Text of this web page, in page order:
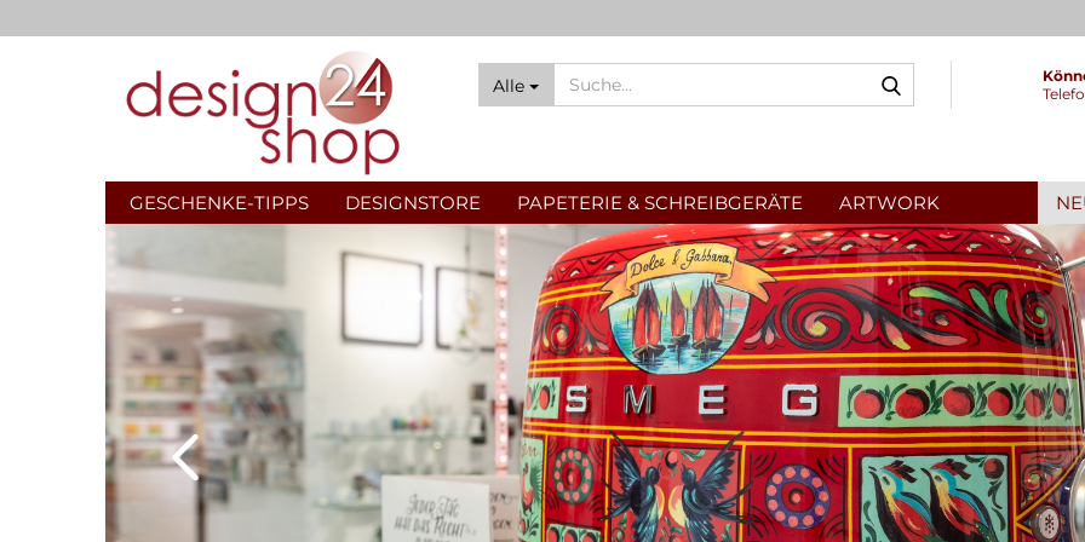
Alle
GESCHENKE-TIPPS DESIGNSTORE
Raumdüfte
Urban Gardening
PAPETERIE & SCHREIBGERÄTE
Tinten & Co
Notizbücher & Kalender
ARTWORK